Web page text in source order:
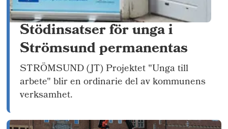
Stödinsatser för unga i
Strömsund permanentas
STRÖMSUND (JT) Projektet "Unga till
arbete" blir en ordinarie del av kommunens
verksamhet.